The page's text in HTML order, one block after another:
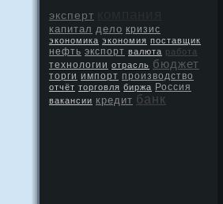
эксперт
капитал дело кризис
экономика экономия поставщик
нефть экспорт валюта работа
технологии отрасль бюджет
торги импорт производство
отчёт торговля биржа Россия
вакансии кредит банк